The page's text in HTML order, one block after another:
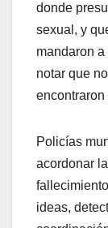
donde
sexual, y
mandaron a
notar que
encontraron
Policías
acordonar
ideas,